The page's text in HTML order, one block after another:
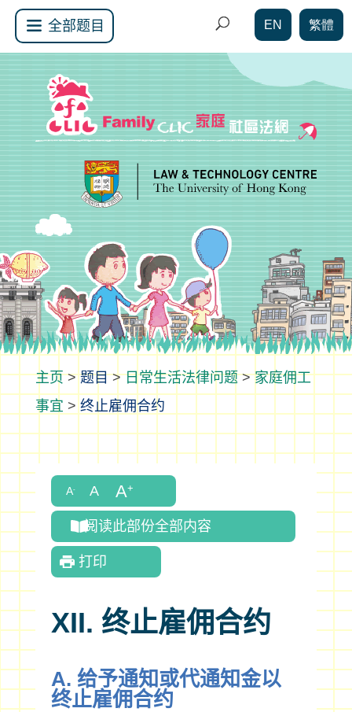
全部题目 EN 繁體
>题目>日常生活法律问题>家庭佣工
事宜 > 终止雇佣合约
阅读此部份全部内容
打印
XII. 终止雇佣合约
A. 给予通知或代通知金以
终止雇佣合约